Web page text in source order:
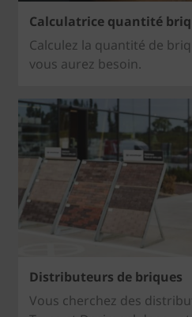
Calculatrice quantité
Calculez la quantité de
vous aurez besoin.
Distributeurs de briques
Vous cherchez des